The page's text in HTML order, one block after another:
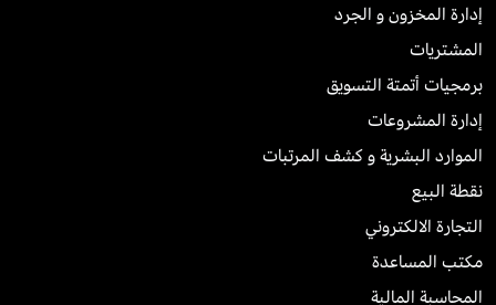
إدارة المخزون و الجرد
المشتريات
برمجيات أتمتة التسويق
إدارة المشروعات
الموارد البشرية و كشف المرتبات
نقطة البيع
التجارة الالكتروني
مكتب المساعدة
المحاسبة المالية